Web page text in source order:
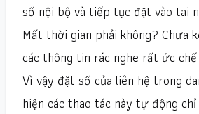
số nội bộ và tiếp tục đặt vào tai
Mất thời gian phải không? Chưa
các thông tin rác nghe rất ức
Vì vậy đặt số của liên hệ trong
hiện các thao tác này tự động